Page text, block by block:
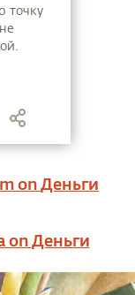
точку
onДеньги
onДеньги